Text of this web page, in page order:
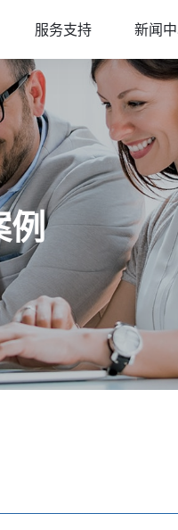
服务支持 新闻
例